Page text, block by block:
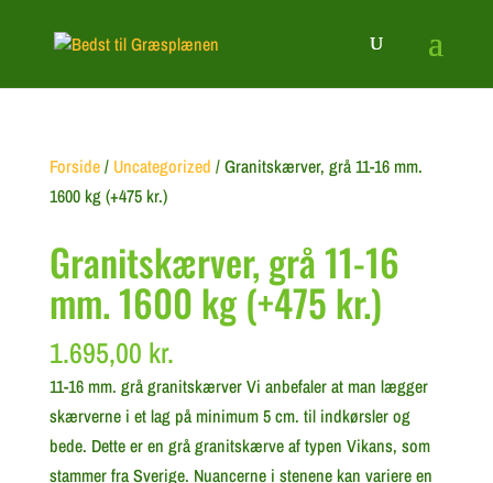
Forside/ Uncategorized / Granitskærver, grå 11-16 mm.
1600 kg (+475 kr.)
Granitskærver, grå 11-16
mm. 1600 kg (+475 kr.)
1.695,00 kr.
11-16 mm. grå granitskærver Vi anbefaler at man lægger
skærverne i et lag på minimum 5 cm. til indkørsler og
bede. Dette er en grå granitskærve af typen Vikans, som
stammer fra Sverige. Nuancerne i stenene kan variere en